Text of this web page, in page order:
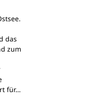
das
zum
für…